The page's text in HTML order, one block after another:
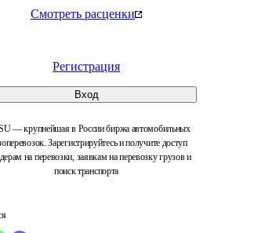
Смотреть расценки
Регистрация
Вход
— крупнейшая в России биржа автомобильных
Зарегистрируйтесь и получите доступ
на перевозки, заявкам на перевозку грузов и
поиск транспорта